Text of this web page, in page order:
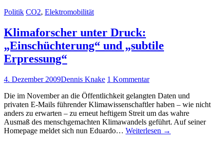
Politik CO2, Elektromobilität
Klimaforscher unter Druck:
„Einschüchterung“ und „subtile
Erpressung“
4. Dezember 2009Dennis Knake 1 Kommentar
Die im November an die Öffentlichkeit gelangten Daten und
privaten E-Mails führender Klimawissenschaftler haben – wie nicht
anders zu erwarten – zu erneut heftigem Streit um das wahre
Ausmaß des menschgemachten Klimawandels geführt. Auf seiner
Homepage meldet sich nun Eduardo… Weiterlesen →